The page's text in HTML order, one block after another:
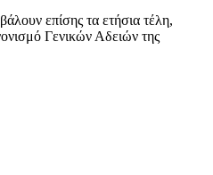
επίσης τα ετήσια τέλη,
Γενικών Αδειών της